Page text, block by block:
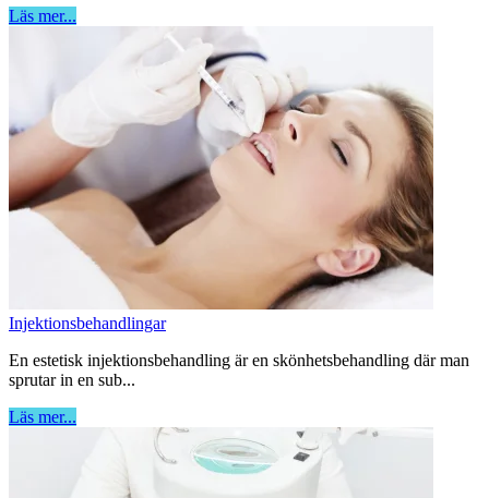
Läs mer...
Injektionsbehandlingar
En estetisk injektionsbehandling är en skönhetsbehandling där man
sprutar in en sub...
Läs mer...